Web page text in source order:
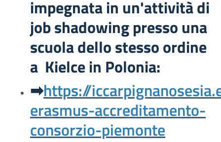
impegnata in un'attività di
job shadowing presso una
scuola dello stesso ordine
a Kielce in Polonia:
➡https://
erasmus-accreditamento-
consorzio-piemonte